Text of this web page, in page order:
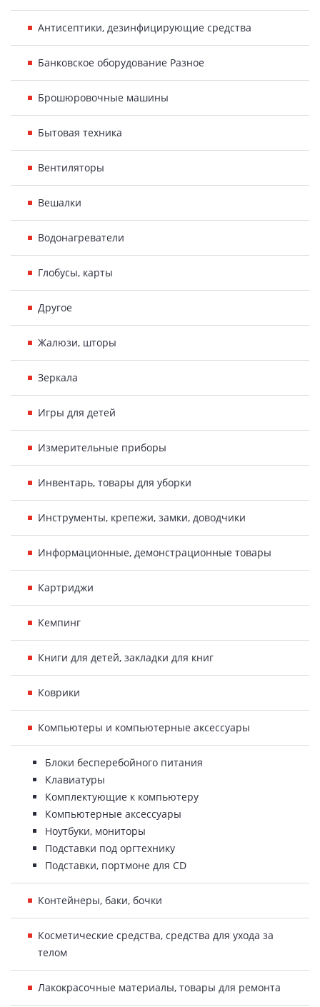
Антисептики, дезинфицирующие средства
Банковское оборудование Разное
Брошюровочные машины
Бытовая техника
Вентиляторы
Вешалки
Водонагреватели
Глобусы, карты
Другое
Жалюзи, шторы
Зеркала
Игры для детей
Измерительные приборы
Инвентарь, товары для уборки
Инструменты, крепежи, замки, доводчики
Информационные, демонстрационные товары
Картриджи
Кемпинг
Книги для детей, закладки для книг
Коврики
Компьютеры и компьютерные аксессуары
Блоки бесперебойного питания
Клавиатуры
Комплектующие к компьютеру
Компьютерные аксессуары
Ноутбуки, мониторы
Подставки под оргтехнику
Подставки, портмоне для CD
Контейнеры, баки, бочки
Косметические средства, средства для ухода за
телом
Лакокрасочные материалы, товары для ремонта